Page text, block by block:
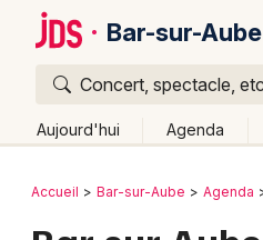
Bar-sur-Aube
Concert, spectacle,
Aujourd'hui Agenda
Publier un événement
Bordeaux
Retour
Accueil Bar-sur-Aube Agenda
Quoi ?
Où ?